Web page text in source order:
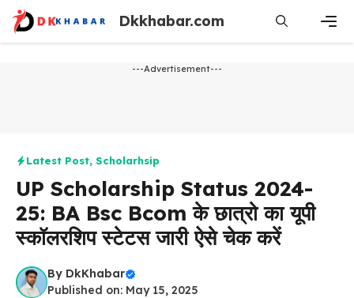
Skip
content
Dkkhabar.com
---Advertisement---
Latest Post, Scholarhsip
UP Scholarship Status 2024-
25: BA Bsc Bcom के छात्रो का यूपी
स्कॉलरशिप स्टेटस जारी ऐसे चेक करें
By DkKhabar
Published on: May 15, 2025